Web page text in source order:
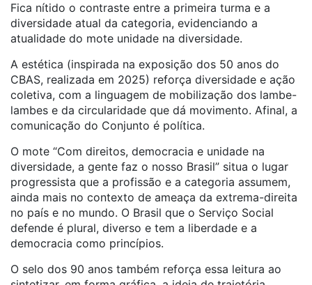
Fica nítido o contraste entre a primeira turma e a
diversidade atual da categoria, evidenciando a
atualidade do mote unidade na diversidade.
A estética (inspirada na exposição dos 50 anos do
CBAS, realizada em 2025) reforça diversidade e ação
coletiva, com a linguagem de mobilização dos lambe-
lambes e da circularidade que dá movimento. Afinal, a
comunicação do Conjunto é política.
O mote “Com direitos, democracia e unidade na
diversidade, a gente faz o nosso Brasil” situa o lugar
progressista que a profissão e a categoria assumem,
ainda mais no contexto de ameaça da extrema-direita
no país e no mundo. O Brasil que o Serviço Social
defende é plural, diverso e tem a liberdade e a
democracia como princípios.
O selo dos 90 anos também reforça essa leitura ao